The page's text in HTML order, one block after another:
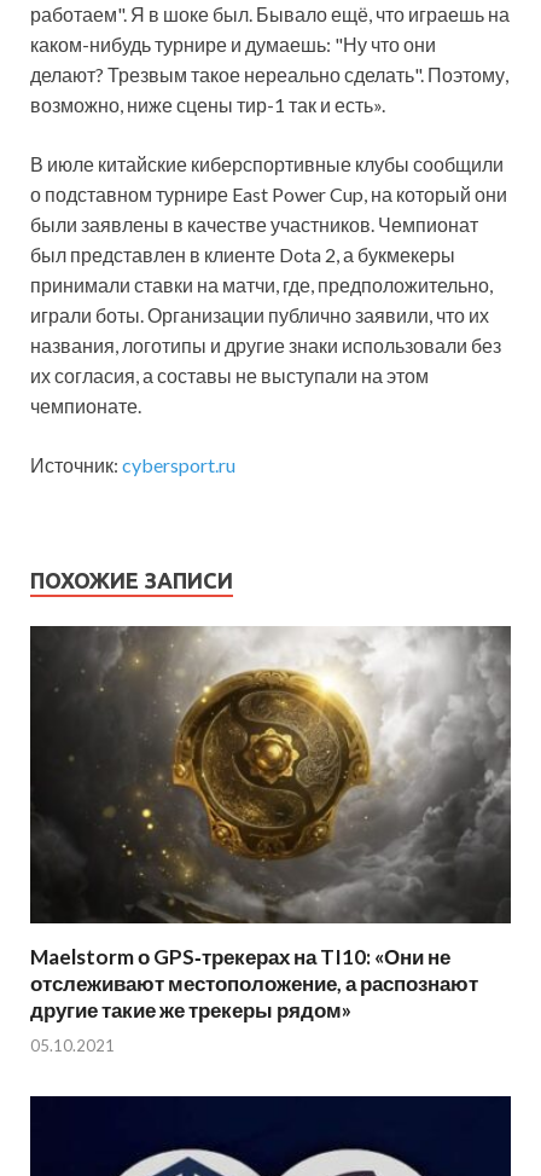
работаем". Я в шоке был. Бывало ещё, что играешь на
каком-нибудь турнире и думаешь: "Ну что они
делают? Трезвым такое нереально сделать". Поэтому,
возможно, ниже сцены тир-1 так и есть».
В июле китайские киберспортивные клубы сообщили
о подставном турнире East Power Cup, на который они
были заявлены в качестве участников. Чемпионат
был представлен в клиенте Dota 2, а букмекеры
принимали ставки на матчи, где, предположительно,
играли боты. Организации публично заявили, что их
названия, логотипы и другие знаки использовали без
их согласия, а составы не выступали на этом
чемпионате.
Источник: cybersport.ru
ПОХОЖИЕ ЗАПИСИ
Maelstorm о GPS‑трекерах на TI10: «Они не
отслеживают местоположение, а распознают
другие такие же трекеры рядом»
05.10.2021